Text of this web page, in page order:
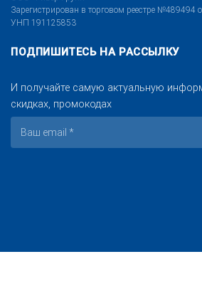
Зарегистрирован в торговом реестре №489494
УНП 191125853
ПОДПИШИТЕСЬ НА РАССЫЛКУ
И получайте самую актуальную
скидках, промокодах